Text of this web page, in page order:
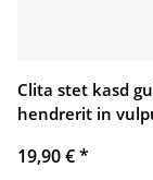
Clita stet kasd
hendrerit in
19,90 €*